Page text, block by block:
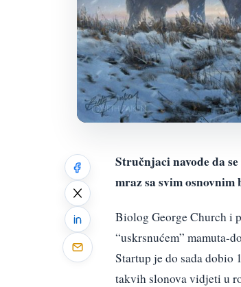
Stručnjaci navode da
mraz sa svim
Biolog George Church i
“uskrsnućem” mamuta-
Startup je do sada dobio
takvih slonova vidjeti u